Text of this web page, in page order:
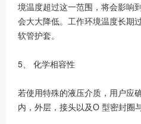
境温度超过这一范围，将会影响
会大大降低。工作环境温度长期
软管护套。
5、 化学相容性
若使用特殊的液压介质，用户应
内，外层，接头以及O 型密封圈